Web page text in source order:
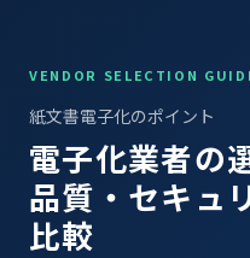
VENDOR SELECTION
紙文書電子化のポイント
電子化業者の
品質・セキュ
比較